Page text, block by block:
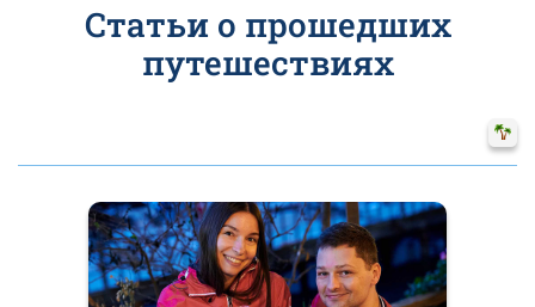
Статьи о прошедших
путешествиях